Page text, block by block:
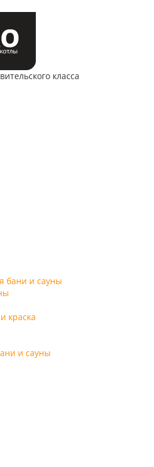
класса
бани и сауны
краска
и сауны